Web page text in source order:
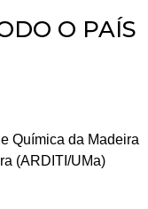
O PAÍS
Química da Madeira
(ARDITI/UMa)